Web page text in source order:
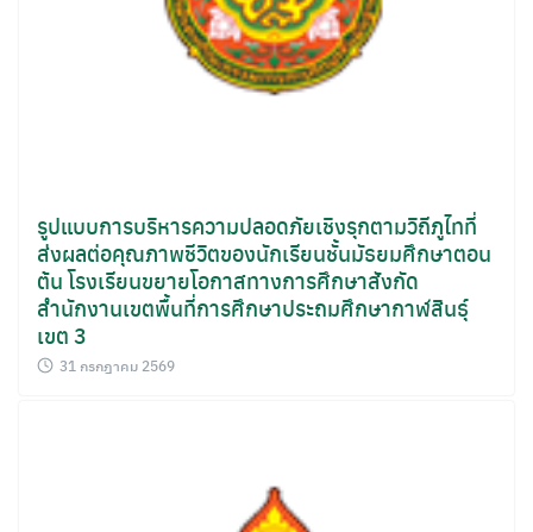
รูปแบบการบริหารความปลอดภัยเชิงรุกตามวิถีภูไทที่
ส่งผลต่อคุณภาพชีวิตของนักเรียนชั้นมัธยมศึกษาตอน
ต้น โรงเรียนขยายโอกาสทางการศึกษาสังกัด
สำนักงานเขตพื้นที่การศึกษาประถมศึกษากาฬสินธุ์
เขต 3
31 กรกฎาคม 2569